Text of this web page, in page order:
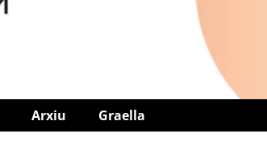
Arxiu Graella